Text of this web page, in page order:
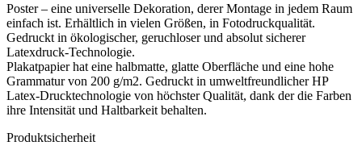
Poster – eine universelle Dekoration, derer Montage in jedem Raum
einfach ist. Erhältlich in vielen Größen, in Fotodruckqualität.
Gedruckt in ökologischer, geruchloser und absolut sicherer
Latexdruck-Technologie.
Plakatpapier hat eine halbmatte, glatte Oberfläche und eine hohe
Grammatur von 200 g/m2. Gedruckt in umweltfreundlicher HP
Latex-Drucktechnologie von höchster Qualität, dank der die Farben
ihre Intensität und Haltbarkeit behalten.
Produktsicherheit